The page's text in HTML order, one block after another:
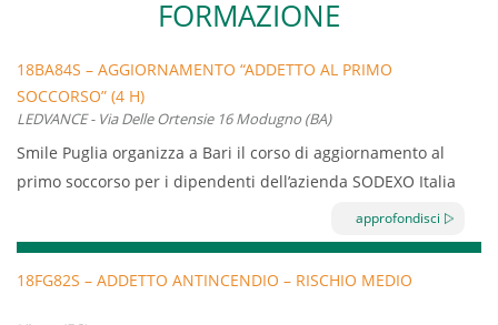
FORMAZIONE
18BA84S – AGGIORNAMENTO “ADDETTO AL PRIMO
SOCCORSO” (4 H)
LEDVANCE - Via Delle Ortensie 16 Modugno (BA)
Smile Puglia organizza a Bari il corso di aggiornamento al
primo soccorso per i dipendenti dell’azienda SODEXO Italia
Il corso, della durata di 4 ore, si concentrerà principalmente
sulla parte pratica.
Sede corso: Modugno (z.i.)
approfondisci
18FG82S – ADDETTO ANTINCENDIO – RISCHIO MEDIO